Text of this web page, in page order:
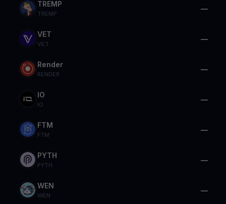
TREMP
TREMP
—
VET
VET
—
Render
RENDER
—
IO
IO
—
FTM
FTM
—
PYTH
PYTH
—
WEN
WEN
—